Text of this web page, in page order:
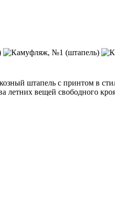
штапель с принтом в
вещей свободного